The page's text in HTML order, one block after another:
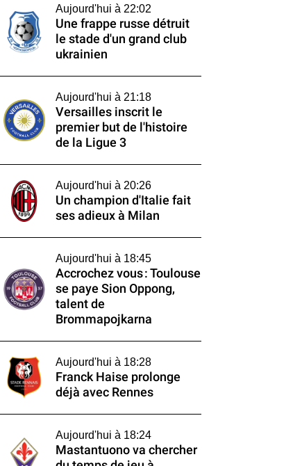
Aujourd'hui à 22:02
Une frappe russe détruit
le stade d'un grand club
ukrainien
Aujourd'hui à 21:18
Versailles inscrit le
premier but de l'histoire
de la Ligue 3
Aujourd'hui à 20:26
Un champion d'Italie fait
ses adieux à Milan
Aujourd'hui à 18:45
Accrochez vous : Toulouse
se paye Sion Oppong,
talent de
Brommapojkarna
Aujourd'hui à 18:28
Franck Haise prolonge
déjà avec Rennes
Aujourd'hui à 18:24
Mastantuono va chercher